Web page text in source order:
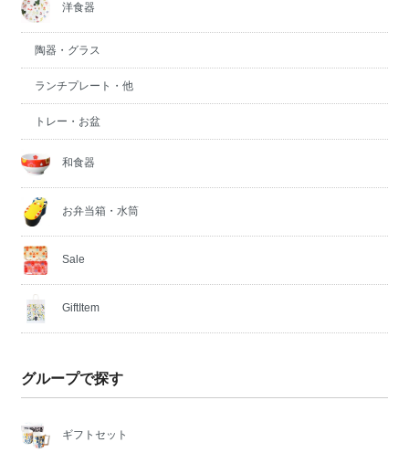
洋食器
陶器・グラス
ランチプレート・他
トレー・お盆
和食器
お弁当箱・水筒
Sale
GiftItem
グループで探す
ギフトセット